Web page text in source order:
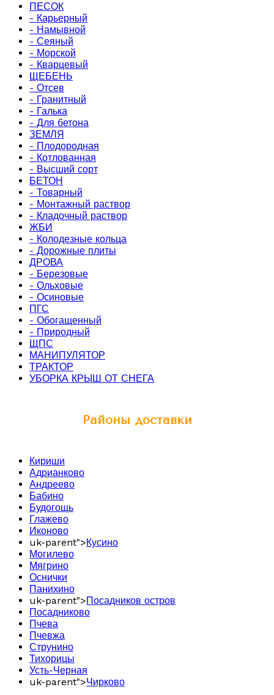
ПЕСОК
- Карьерный
- Намывной
- Сеяный
- Морской
- Кварцевый
ЩЕБЕНЬ
- Отсев
- Гранитный
- Галька
- Для бетона
ЗЕМЛЯ
- Плодородная
- Котлованная
- Высший сорт
БЕТОН
- Товарный
- Монтажный раствор
- Кладочный раствор
ЖБИ
- Колодезные кольца
- Дорожные плиты
ДРОВА
- Березовые
- Ольховые
- Осиновые
ПГС
- Обогащенный
- Природный
ЩПС
МАНИПУЛЯТОР
ТРАКТОР
УБОРКА КРЫШ ОТ СНЕГА
Районы доставки
Кириши
Адрианково
Андреево
Бабино
Будогощь
Глажево
Иконово
uk-parent">Кусино
Могилево
Мягрино
Оснички
Панихино
uk-parent">Посадников остров
Посадниково
Пчева
Пчевжа
Струнино
Тихорицы
Усть-Черная
uk-parent">Чирково